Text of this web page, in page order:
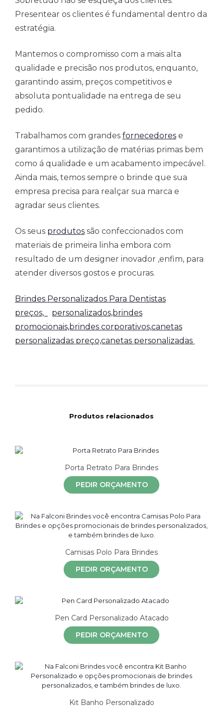
Presentear os clientes é fundamental dentro da
estratégia.
Mantemos o compromisso com a mais alta
qualidade e precisão nos produtos, enquanto,
garantindo assim, preços competitivos e
absoluta pontualidade na entrega de seu
pedido.
Trabalhamos com grandes fornecedores e
garantimos a utilização de matérias primas bem
como á qualidade e um acabamento impecável.
Ainda mais, temos sempre o brinde que sua
empresa precisa para realçar sua marca e
agradar seus clientes.
Os seus produtos são confeccionados com
materiais de primeira linha embora com
resultado de um designer inovador ,enfim, para
atender diversos gostos e procuras.
Brindes Personalizados Para Dentistas
preços,
personalizados,brindes
promocionais,brindes corporativos,canetas
personalizadas preço,canetas personalizadas
Produtos relacionados
Porta Retrato Para Brindes
PEDIR ORÇAMENTO
Camisas Polo Para Brindes
PEDIR ORÇAMENTO
Pen Card Personalizado Atacado
PEDIR ORÇAMENTO
Kit Banho Personalizado